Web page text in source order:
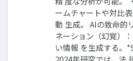
ームチャートや対比
動 生成。 AIの致命的
ネーション（幻覚）
い情報 を生成する。